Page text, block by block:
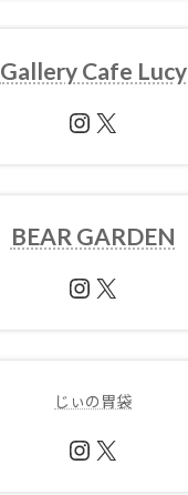
Gallery Cafe Lucy
Instagram
X
BEAR GARDEN
Instagram
X
じぃの胃袋
Instagram
X